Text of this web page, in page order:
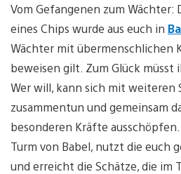
Vom Gefangenen zum Wächter:
eines Chips wurde aus euch in
Wächter mit übermenschlichen
beweisen gilt. Zum Glück müsst
Wer will, kann sich mit weiteren
zusammentun und gemeinsam
besonderen Kräfte
Turm von Babel, nutzt die euch
und erreicht die Schätze, die im